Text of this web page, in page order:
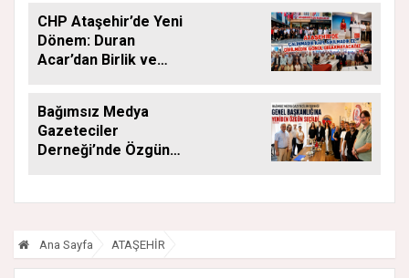
CHP Ataşehir’de Yeni
Dönem: Duran
Acar’dan Birlik ve
Bağımsız Medya
Gazeteciler
Derneği’nde Özgün
Ana Sayfa ATAŞEHİR